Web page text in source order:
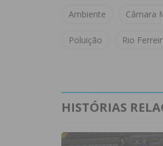
Ambiente Câmara
Poluição Rio
HISTÓRIAS